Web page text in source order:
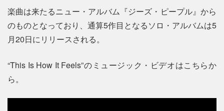
楽曲は来たるニュー・アルバム『ジーズ・ピープル』から
のものとなっており、通算5作目となるソロ・アルバムは5
月20日にリリースされる。
“This Is How It Feels”のミュージック・ビデオはこちらか
ら。